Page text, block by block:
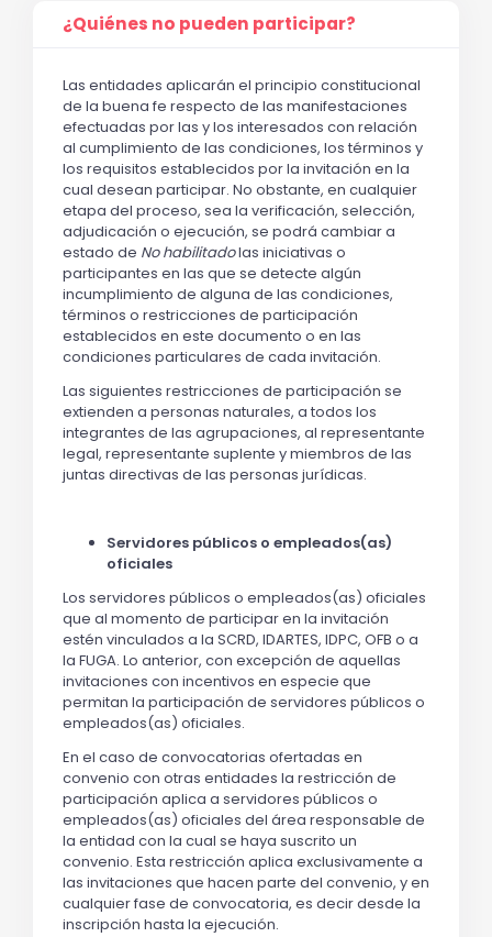
¿Quiénes no pueden participar?
Las entidades aplicarán el principio constitucional
de la buena fe respecto de las manifestaciones
efectuadas por las y los interesados con relación
al cumplimiento de las condiciones, los términos y
los requisitos establecidos por la invitación en la
cual desean participar. No obstante, en cualquier
etapa del proceso, sea la verificación, selección,
adjudicación o ejecución, se podrá cambiar a
estado de No habilitadolas iniciativas o
participantes en las que se detecte algún
incumplimiento de alguna de las condiciones,
términos o restricciones de participación
establecidos en este documento o en las
condiciones particulares de cada invitación.
Las siguientes restricciones de participación se
extienden a personas naturales, a todos los
integrantes de las agrupaciones, al representante
legal, representante suplente y miembros de las
juntas directivas de las personas jurídicas.
Servidores públicos o empleados(as)
oficiales
Los servidores públicos o empleados(as) oficiales
que al momento de participar en la invitación
estén vinculados a la SCRD, IDARTES, IDPC, OFB o a
la FUGA. Lo anterior, con excepción de aquellas
invitaciones con incentivos en especie que
permitan la participación de servidores públicos o
empleados(as) oficiales.
En el caso de convocatorias ofertadas en
convenio con otras entidades la restricción de
participación aplica a servidores públicos o
empleados(as) oficiales del área responsable de
la entidad con la cual se haya suscrito un
convenio. Esta restricción aplica exclusivamente a
las invitaciones que hacen parte del convenio, y en
cualquier fase de convocatoria, es decir desde la
inscripción hasta la ejecución.